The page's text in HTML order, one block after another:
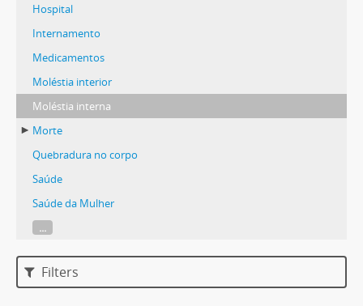
Hospital
Internamento
Medicamentos
Moléstia interior
Moléstia interna
Morte
Quebradura no corpo
Saúde
Saúde da Mulher
...
Filters